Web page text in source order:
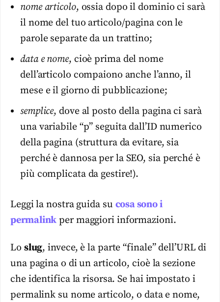
nome articolo, ossia dopo il dominio ci sarà
il nome del tuo articolo/pagina con le
parole separate da un trattino;
data e nome, cioè prima del nome
dell’articolo compaiono anche l’anno, il
mese e il giorno di pubblicazione;
semplice, dove al posto della pagina ci sarà
una variabile “p” seguita dall’ID numerico
della pagina (struttura da evitare, sia
perché è dannosa per la SEO, sia perché è
più complicata da gestire!).
Leggi la nostra guida su cosa sono i
permalink per maggiori informazioni.
Lo slug, invece, è la parte “finale” dell’URL di
una pagina o di un articolo, cioè la sezione
che identifica la risorsa. Se hai impostato i
permalink su nome articolo, o data e nome,